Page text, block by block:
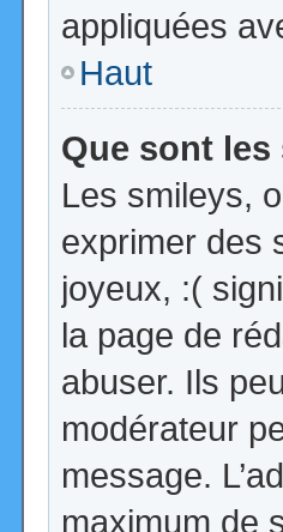
appliquées
Haut
Que sont les
Les smileys,
exprimer des
joyeux, :(
la page de
abuser. Ils
modérateur
message.
maximum de